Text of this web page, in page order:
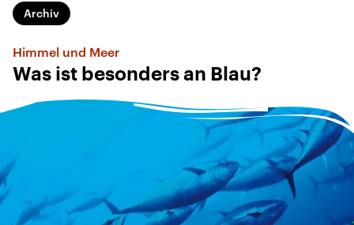
Archiv
Himmel und Meer
Was ist besonders an Blau?